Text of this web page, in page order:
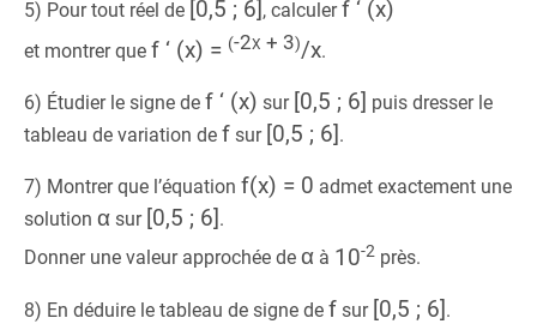
5) Pour tout réel de [0,5 ; 6] , calculerf ‘ (x)
et montrer que f ‘ (x) = (-2x + 3)/x.
6) Étudier le signe de f ‘ (x) sur [0,5 ; 6] puis dresser le
tableau de variation de f sur [0,5 ; 6] .
7) Montrer que l’équation f(x) = 0 admet exactement une
solution α sur [0,5 ; 6] .
Donner une valeur approchée de α à 10-2 près.
8) En déduire le tableau de signe de f sur [0,5 ; 6] .